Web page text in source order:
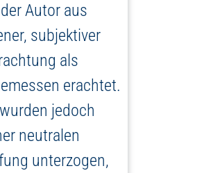
Autor aus
subjektiver
als
erachtet.
jedoch
neutralen
unterzogen,